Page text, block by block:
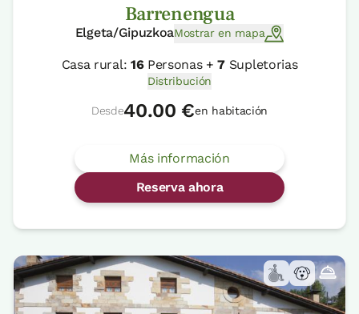
Barrenengua
Elgeta/GipuzkoaMostrar en mapa
Casa rural: 16Personas +7 Supletorias
Distribución
Desde40.00 €en habitación
Más información
Reserva ahora